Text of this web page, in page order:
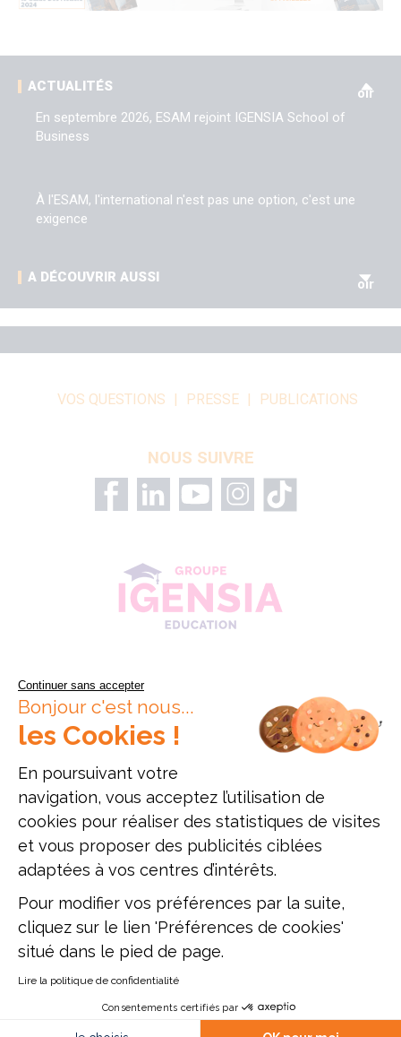
ACTUALITÉS
oir
En septembre 2026, ESAM rejoint IGENSIA School of
Business
À l'ESAM, l'international n'est pas une option, c'est une
exigence
A DÉCOUVRIR AUSSI
oir
VOS QUESTIONS PRESSE PUBLICATIONS
NOUS SUIVRE
Plan du site
Établissement d'enseignement supérieur privé, Association à but non
ESAM Paris - 12, rue Alexandre Parodi - 75010 Paris - Tél. : 01 89 71 24
54
ESAM Lyon - 47, rue du Sergent Michel Berthet - 69009 Lyon - Tél. : 04
51 42 10 96
Continuer sans accepter
Bonjour c'est nous...
les Cookies !
En poursuivant votre
navigation, vous acceptez l’utilisation de
cookies pour réaliser des statistiques de visites
et vous proposer des publicités ciblées
adaptées à vos centres d’intérêts.
Pour modifier vos préférences par la suite,
cliquez sur le lien 'Préférences de cookies'
situé dans le pied de page.
Lire la politique de confidentialité
Consentements certifiés par